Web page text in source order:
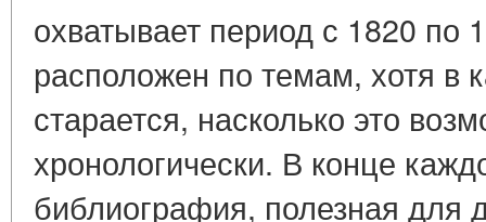
охватывает период с 1820 по
расположен по темам, хотя в
старается, насколько это
хронологически. В конце
библиография, полезная для